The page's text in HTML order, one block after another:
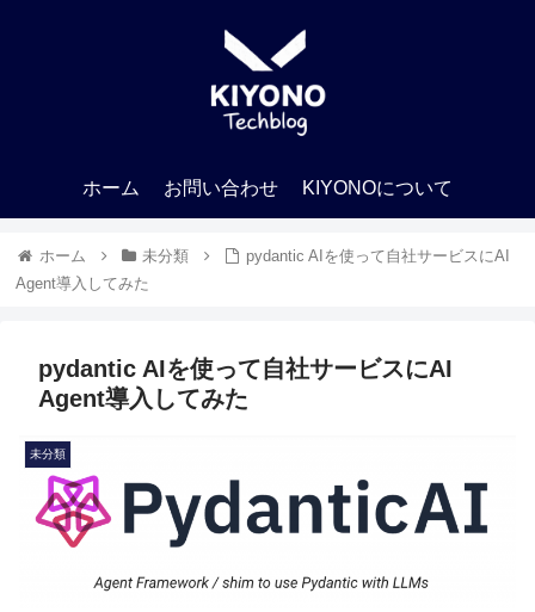
ホーム お問い合わせ KIYONOについて
ホーム 未分類
pydantic AIを使って自社サービスにAI
Agent導入してみた
pydantic AIを使って自社サービスにAI
Agent導入してみた
未分類